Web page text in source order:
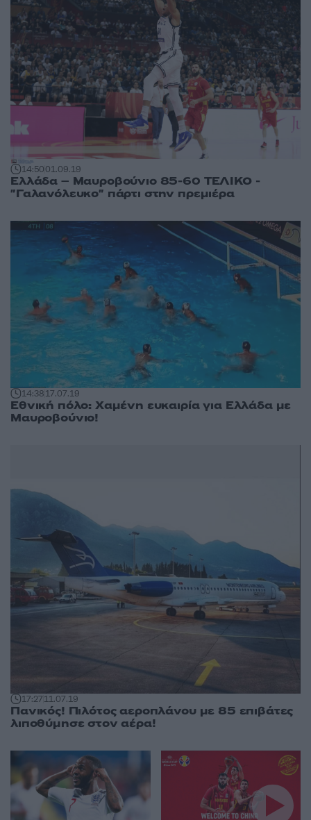
14:5001.09.19
Ελλάδα – Μαυροβούνιο 85-60 ΤΕΛΙΚΟ -
"Γαλανόλευκο" πάρτι στην πρεμιέρα
14:3817.07.19
Εθνική πόλο: Χαμένη ευκαιρία για Ελλάδα με
Μαυροβούνιο!
17:2711.07.19
Πανικός! Πιλότος αεροπλάνου με 85 επιβάτες
λιποθύμησε στον αέρα!